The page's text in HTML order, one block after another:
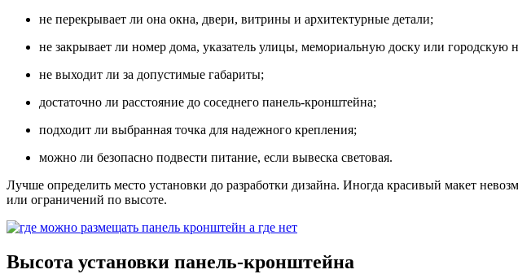
не перекрывает ли она окна, двери, витрины и архитектурные детали;
не закрывает ли номер дома, указатель улицы, мемориальную доску или городскую
не выходит ли за допустимые габариты;
достаточно ли расстояние до соседнего панель-кронштейна;
подходит ли выбранная точка для надежного крепления;
можно ли безопасно подвести питание, если вывеска световая.
Лучше определить место установки до разработки дизайна. Иногда красивый макет
или ограничений по высоте.
Высота установки панель-кронштейна